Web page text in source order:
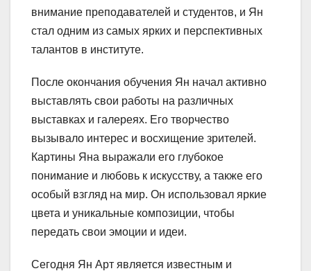
внимание преподавателей и студентов, и Ян
стал одним из самых ярких и перспективных
талантов в институте.
После окончания обучения Ян начал активно
выставлять свои работы на различных
выставках и галереях. Его творчество
вызывало интерес и восхищение зрителей.
Картины Яна выражали его глубокое
понимание и любовь к искусству, а также его
особый взгляд на мир. Он использовал яркие
цвета и уникальные композиции, чтобы
передать свои эмоции и идеи.
Сегодня Ян Арт является известным и